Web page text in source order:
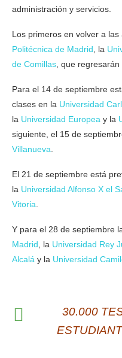
administración y servicios.
Los primeros en volver a
Politécnica de Madrid , la
de Comillas , que
Para el 14 de septiembre
clases en la Universidad
la Universidad Europea y la
siguiente, el 15 de
Villanueva
El 21 de septiembre está
la Universidad Alfonso X el
Vitoria
Y para el 28 de septiembre
Madrid , la Universidad Rey
Alcalá y la Universidad
30.000